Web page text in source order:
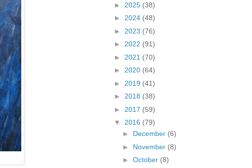
► 2025 (38)
► 2024 (48)
► 2023 (76)
► 2022 (91)
► 2021 (70)
► 2020 (64)
► 2019 (41)
► 2018 (38)
► 2017 (59)
▼ 2016 (79)
► December (6)
► November (8)
► October (8)